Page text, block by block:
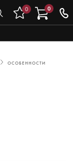
0 0
ОСОБЕННОСТИ